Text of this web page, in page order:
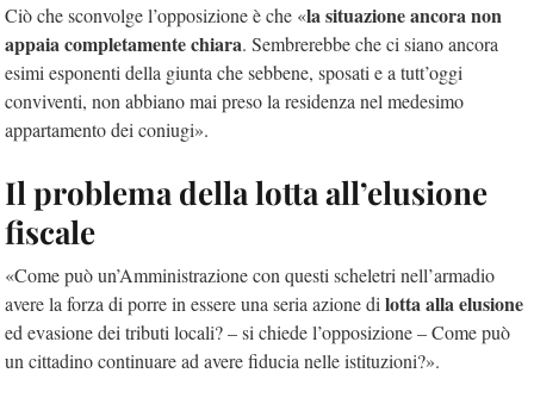
Ciò che sconvolge l’opposizione è che «la situazione ancora non
appaia completamente chiara. Sembrerebbe che ci siano ancora
esimi esponenti della giunta che sebbene, sposati e a tutt’oggi
conviventi, non abbiano mai preso la residenza nel medesimo
appartamento dei coniugi».
Il problema della lotta all’elusione
fiscale
«Come può un’Amministrazione con questi scheletri nell’armadio
avere la forza di porre in essere una seria azione di lotta alla elusione
ed evasione dei tributi locali? – si chiede l’opposizione – Come può
un cittadino continuare ad avere fiducia nelle istituzioni?».